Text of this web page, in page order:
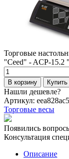
Торговые
"Ceed" - ACP-15.2
Количество
товара
Торговые
настольные
весы
MERTECH
M-
ER
327
В корзину
Нашли дешевле?
Артикул:
Торговые весы
Появились
Консультация
Описание